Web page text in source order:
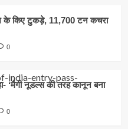
के किए टुकड़े, 11,700 टन कचरा
0
‘मैगी नूडल्स की तरह कानून बना
0